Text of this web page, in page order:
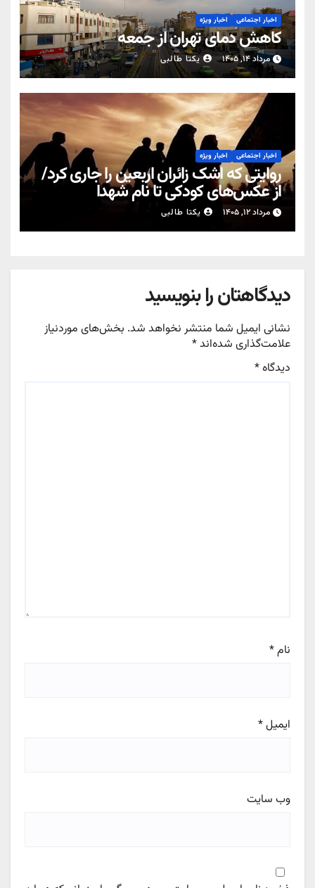
اخبار اجتماعی اخبار ویژه
کاهش دمای تهران از جمعه
مرداد ۱۴, ۱۴۰۵ یکتا طالبی
اخبار اجتماعی اخبار ویژه
روایتی که اشک زائران اربعین را جاری کرد/
از عکس‌های کودکی تا نام شهدا
مرداد ۱۲, ۱۴۰۵ یکتا طالبی
دیدگاهتان را بنویسید
نشانی ایمیل شما منتشر نخواهد شد. بخش‌های موردنیاز
علامت‌گذاری شده‌اند*
دیدگاه*
نام*
ایمیل*
وب‌ سایت